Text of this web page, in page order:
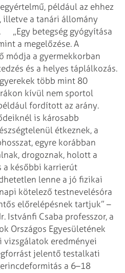
például az ehhez
illetve a tanári állomány
„Egy betegség gyógyítása
a megelőzése. A
módja a gyermekkorban
és a helyes táplálkozás.
több mint 80
kívül nem sportol
fordított az arány.
is károsabb
étkeznek, a
egyre korábban
drogoznak, holott a
a későbbi karrierút
lenne a jó fizikai
kötelező testnevelésóra
előrelépésnek tartjuk” –
Istvánfi Csaba professzor, a
Országos Egyesületének
vizsgálatok eredményei
jelentő testalkati
a 6–18